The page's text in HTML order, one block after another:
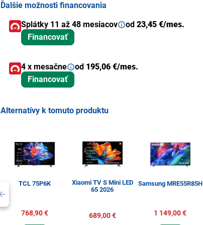
Ďalšie možnosti financovania
Splátky 11 až 48 mesiacov
od 23,45 €/mes.
Financovať
4 x mesačne od 195,06 €/mes.
Financovať
Alternatívy k tomuto produktu
TCL 75P6K
768,90 €
Xiaomi TV S Mini LED
65 2026
689,00 €
Samsung MRE55R85H
1 149,00 €